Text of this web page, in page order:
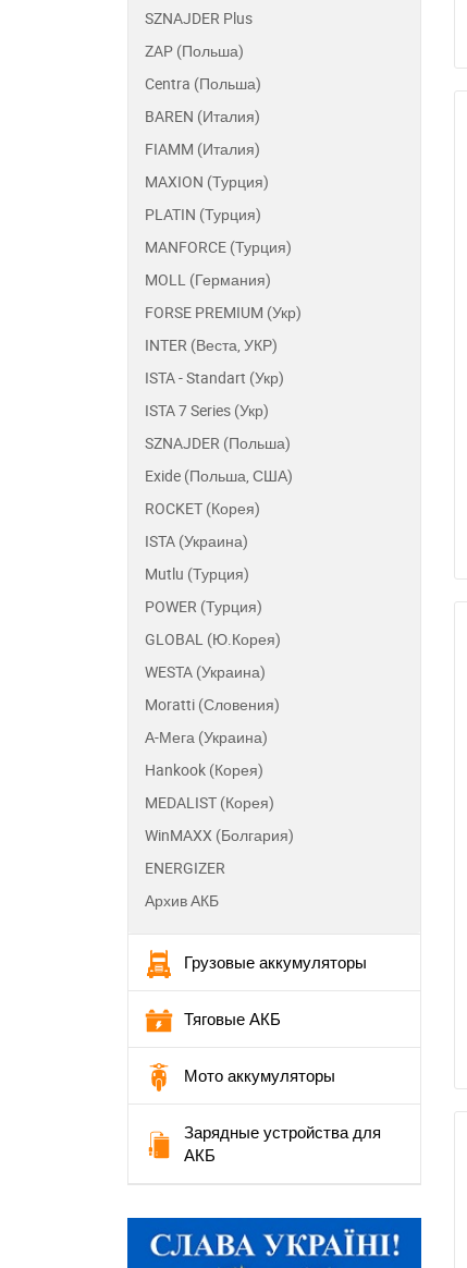
SZNAJDER Plus
ZAP (Польша)
Centra (Польша)
BAREN (Италия)
FIAMM (Италия)
MAXION (Турция)
PLATIN (Турция)
MANFORCE (Турция)
MOLL (Германия)
FORSE PREMIUM (Укр)
INTER (Веста, УКР)
ISTA - Standart (Укр)
ISTA 7 Series (Укр)
SZNAJDER (Польша)
Exide (Польша, США)
ROCKET (Корея)
ISTA (Украина)
Mutlu (Турция)
POWER (Турция)
GLOBAL (Ю.Корея)
WESTA (Украина)
Moratti (Словения)
А-Мега (Украина)
Hankook (Корея)
MEDALIST (Корея)
WinMAXX (Болгария)
ENERGIZER
Архив АКБ
Грузовые аккумуляторы
Тяговые АКБ
Мото аккумуляторы
Зарядные устройства для
АКБ